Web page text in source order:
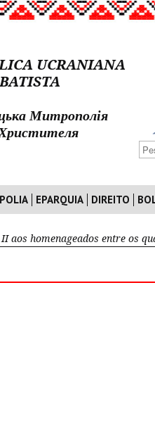
UCRANIANA
Митрополія
EPARQUIA DIREITO
aos homenageados entre os